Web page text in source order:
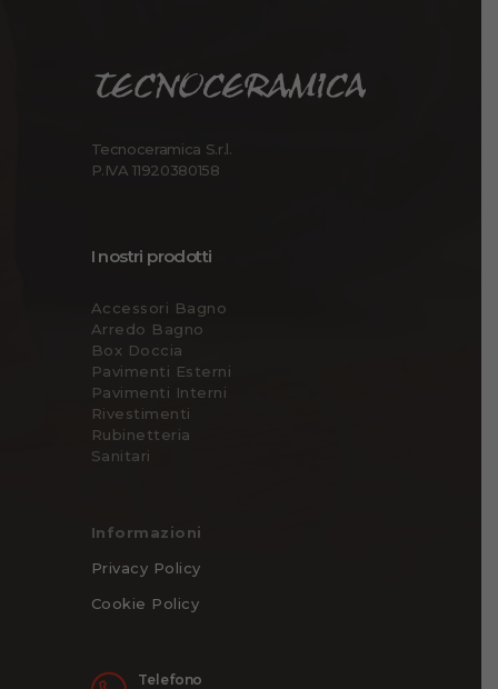
Tecnoceramica S.r.l.
P.IVA 11920380158
I nostri prodotti
Accessori Bagno
Arredo Bagno
Box Doccia
Pavimenti Esterni
Pavimenti Interni
Rivestimenti
Rubinetteria
Sanitari
Informazioni
Privacy Policy
Cookie Policy
Telefono